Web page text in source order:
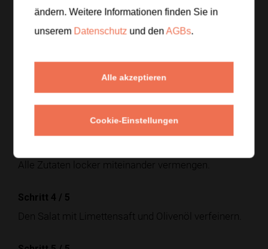
Schritt 1/5
Die Mango würfeln und die Gurke in feine Scheiben
Die rote Zwiebel fein schneiden und den Koriander
Alle Zutaten locker miteinander vermengen.
Schritt 4 / 5
Den Salat mit Limettensaft und Olivenöl verfeinern.
ändern. Weitere Informationen finden Sie in
unserem Datenschutz und denAGBs.
Alle akzeptieren
Cookie-Einstellungen